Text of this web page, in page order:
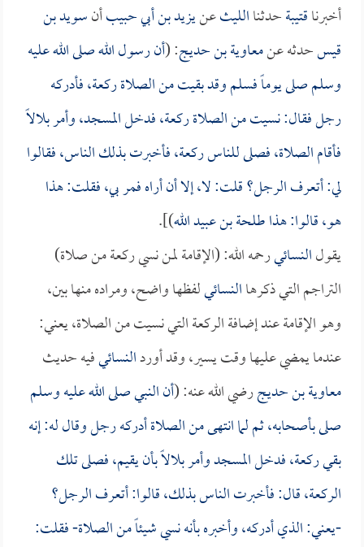
أخبرناقتيبةحدثناالليثعنيزيد بن أبي حبيبأنسويد بن
قيسحدثه عنمعاوية بن حديج: (أن رسول الله صلى الله عليه
وسلم صلى يوماً فسلم وقد بقيت من الصلاة ركعة، فأدركه
رجل فقال: نسيت من الصلاة ركعة، فدخل المسجد، وأمربلالاً
فأقام الصلاة، فصلى للناس ركعة، فأخبرت بذلك الناس، فقالوا
لي: أتعرف الرجل؟ قلت: لا، إلا أن أراه فمر بي، فقلت: هذا
هو، قالوا: هذاطلحة بن عبيد الله)].
يقولالنسائيرحمه الله: (الإقامة لمن نسي ركعة من صلاة)
التراجم التي ذكرهاالنسائيلفظها واضح، ومراده منها بين،
وهو الإقامة عند إضافة الركعة التي نسيت من الصلاة، يعني:
عندما يمضي عليها وقت يسير، وقد أوردالنسائيفيه حديث
معاوية بن حديجرضي الله عنه: (أن النبي صلى الله عليه وسلم
صلى بأصحابه، ثم لما انتهى من الصلاة أدركه رجل وقال له: إنه
بقي ركعة، فدخل المسجد وأمربلالاًبأن يقيم، فصلى تلك
الركعة، قال: فأخبرت الناس بذلك، قالوا: أتعرف الرجل؟
-يعني: الذي أدركه، وأخبره بأنه نسي شيئاً من الصلاة- فقلت: